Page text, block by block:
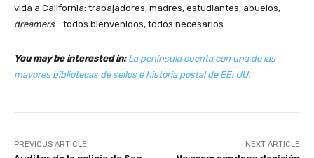
vida a California: trabajadores, madres, estudiantes, abuelos,
dreamers … todos bienvenidos, todos necesarios.
You may be interested in: La península cuenta con una de las
mayores bibliotecas de sellos e historia postal de EE. UU.
PREVIOUS ARTICLE NEXT ARTICLE